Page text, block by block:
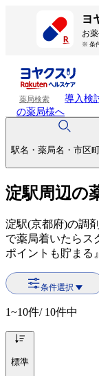
ヨ
お
※ 条
薬局検索
導入検
の薬局様へ
駅名・薬局名・市区
淀駅周辺の
淀駅(京都府)の調
で薬局着いたらス
ポイントも貯まる
条件選択
1~10件/ 10件中
標準